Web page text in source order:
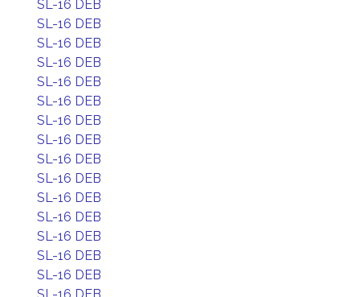
SL-16 DEB
SL-16 DEB
SL-16 DEB
SL-16 DEB
SL-16 DEB
SL-16 DEB
SL-16 DEB
SL-16 DEB
SL-16 DEB
SL-16 DEB
SL-16 DEB
SL-16 DEB
SL-16 DEB
SL-16 DEB
SL-16 DEB